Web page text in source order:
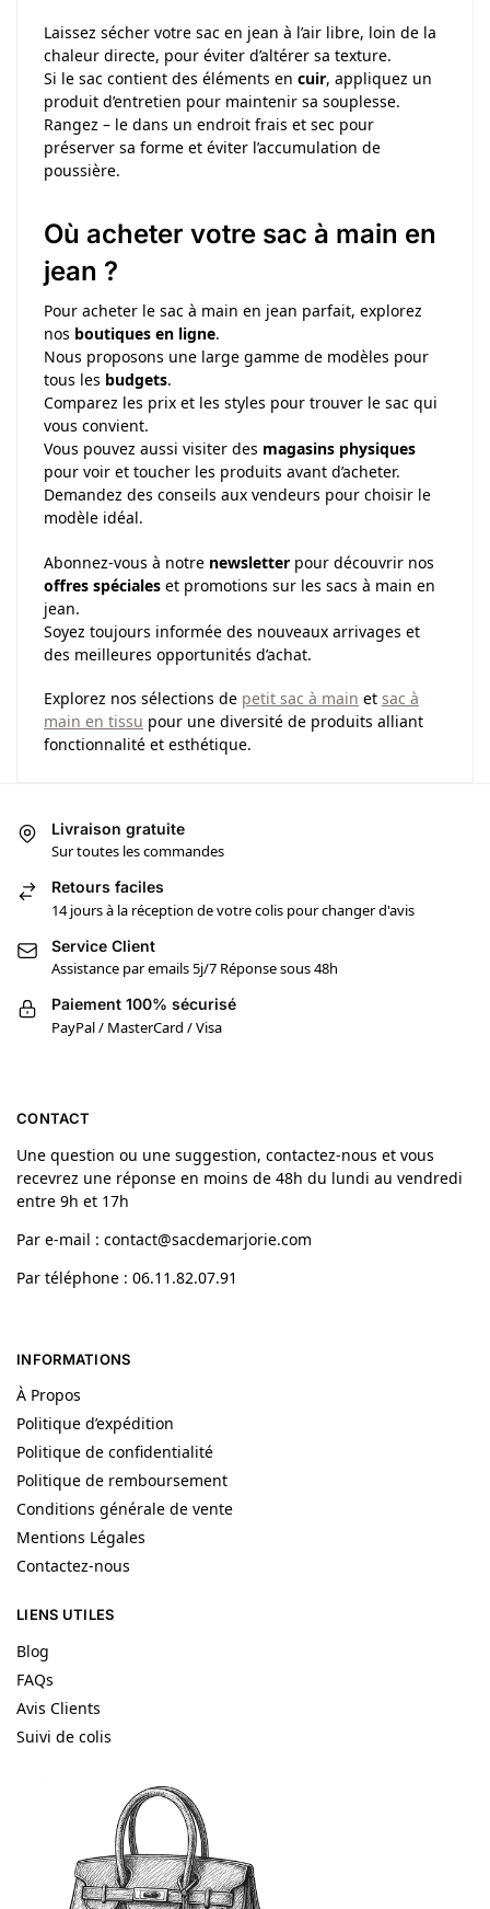
Laissez sécher votre sac en jean à l’air libre, loin de la
chaleur directe, pour éviter d’altérer sa texture.
Si le sac contient des éléments en cuir, appliquez un
produit d’entretien pour maintenir sa souplesse.
Rangez – le dans un endroit frais et sec pour
préserver sa forme et éviter l’accumulation de
poussière.
Où acheter votre sac à main en
jean ?
Pour acheter le sac à main en jean parfait, explorez
nos boutiques en ligne.
Nous proposons une large gamme de modèles pour
tous les budgets.
Comparez les prix et les styles pour trouver le sac qui
vous convient.
Vous pouvez aussi visiter des magasins physiques
pour voir et toucher les produits avant d’acheter.
Demandez des conseils aux vendeurs pour choisir le
modèle idéal.
Abonnez-vous à notre newsletter pour découvrir nos
offres spéciales et promotions sur les sacs à main en
jean.
Soyez toujours informée des nouveaux arrivages et
des meilleures opportunités d’achat.
Explorez nos sélections de petit sac à main et sac à
main en tissu pour une diversité de produits alliant
fonctionnalité et esthétique.
Livraison gratuite
Sur toutes les commandes
Retours faciles
14 jours à la réception de votre colis pour changer d'avis
Service Client
Assistance par emails 5j/7 Réponse sous 48h
Paiement 100% sécurisé
PayPal / MasterCard / Visa
CONTACT
Une question ou une suggestion, contactez-nous et vous
recevrez une réponse en moins de 48h du lundi au vendredi
entre 9h et 17h
Par e-mail : contact@sacdemarjorie.com
Par téléphone : 06.11.82.07.91
INFORMATIONS
À Propos
Politique d’expédition
Politique de confidentialité
Politique de remboursement
Conditions générale de vente
Mentions Légales
Contactez-nous
LIENS UTILES
Blog
FAQs
Avis Clients
Suivi de colis